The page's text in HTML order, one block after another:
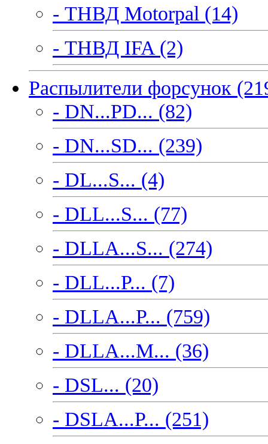
- ТНВД Motorpal (14)
- ТНВД IFA (2)
Распылители форсунок
- DN...PD... (82)
- DN...SD... (239)
- DL...S... (4)
- DLL...S... (77)
- DLLA...S... (274)
- DLL...P... (7)
- DLLA...P... (759)
- DLLA...M... (36)
- DSL... (20)
- DSLA...P... (251)